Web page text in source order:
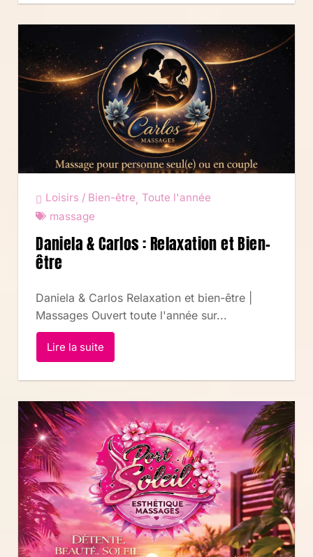
Loisirs / Bien-être, Toute l'année
massage
Daniela & Carlos : Relaxation et Bien-
être
Daniela & Carlos Relaxation et bien-être |
Massages Ouvert toute l'année sur...
Lire la suite